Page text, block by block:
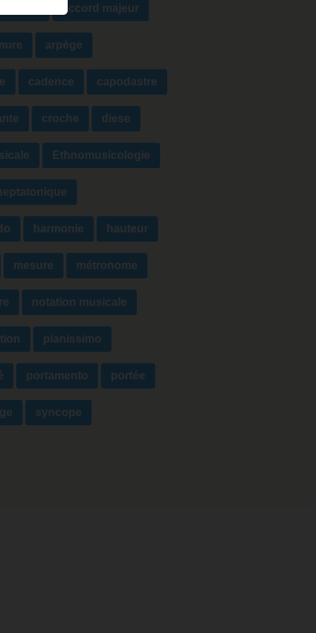
accord majeur
arpège
cadence capodastre
croche diese
Ethnomusicologie
harmonie hauteur
mesure métronome
notation musicale
pianissimo
portamento portée
syncope